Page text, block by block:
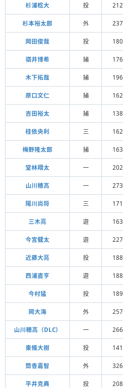
杉浦稔大 投 212
杉本裕太郎 外 237
岡田俊哉 投 180
嶺井博希 捕 176
木下拓哉 捕 196
原口文仁 捕 162
吉田裕太 捕 138
桂依央利 三 162
梅野隆太郎 捕 163
堂林翔太 一 202
山川穂高 一 273
陽川尚将 三 171
三木亮 遊 163
今宮健太 遊 227
近藤大亮 投 188
西浦直亨 遊 188
今村猛 投 189
岡大海 外 257
山川穂高（DLC） 一 266
東條大樹 投 141
筒香嘉智 外 326
平井克典 投 208